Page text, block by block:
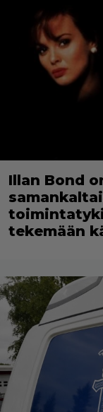
Illan Bond
tekemään